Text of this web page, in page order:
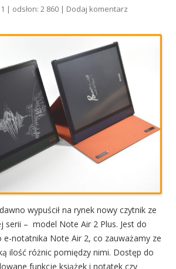
| odsłon: 2 860 | Dodaj komentarz
wypuścił na rynek nowy czytnik ze
serii – model Note Air 2 Plus. Jest do
e-notatnika Note Air 2, co zauważamy ze
ilość różnic pomiędzy nimi. Dostęp do
funkcje książek i notatek czy